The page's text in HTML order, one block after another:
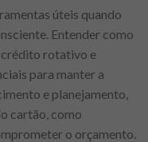
úteis quando
Entender como
crédito rotativo e
para manter a
e planejamento,
cartão, como
o orçamento.